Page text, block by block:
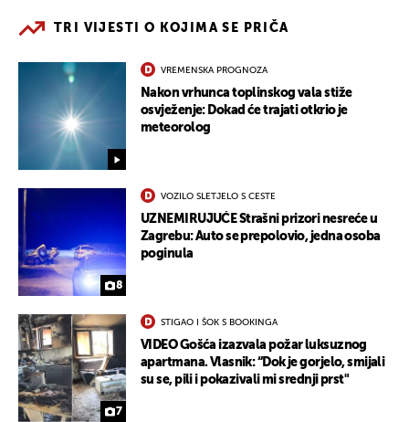
TRI VIJESTI O KOJIMA SE PRIČA
VREMENSKA PROGNOZA
Nakon vrhunca toplinskog vala stiže
osvježenje: Dokad će trajati otkrio je
meteorolog
8
VOZILO SLETJELO S CESTE
UZNEMIRUJUĆE Strašni prizori nesreće u
Zagrebu: Auto se prepolovio, jedna osoba
poginula
7
STIGAO I ŠOK S BOOKINGA
VIDEO Gošća izazvala požar luksuznog
apartmana. Vlasnik: “Dok je gorjelo, smijali
su se, pili i pokazivali mi srednji prst"